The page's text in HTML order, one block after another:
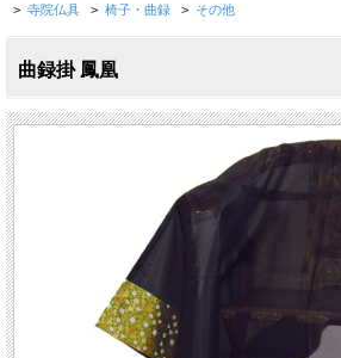
> 寺院仏具 > 椅子・曲録 > その他
曲録掛 鳳凰